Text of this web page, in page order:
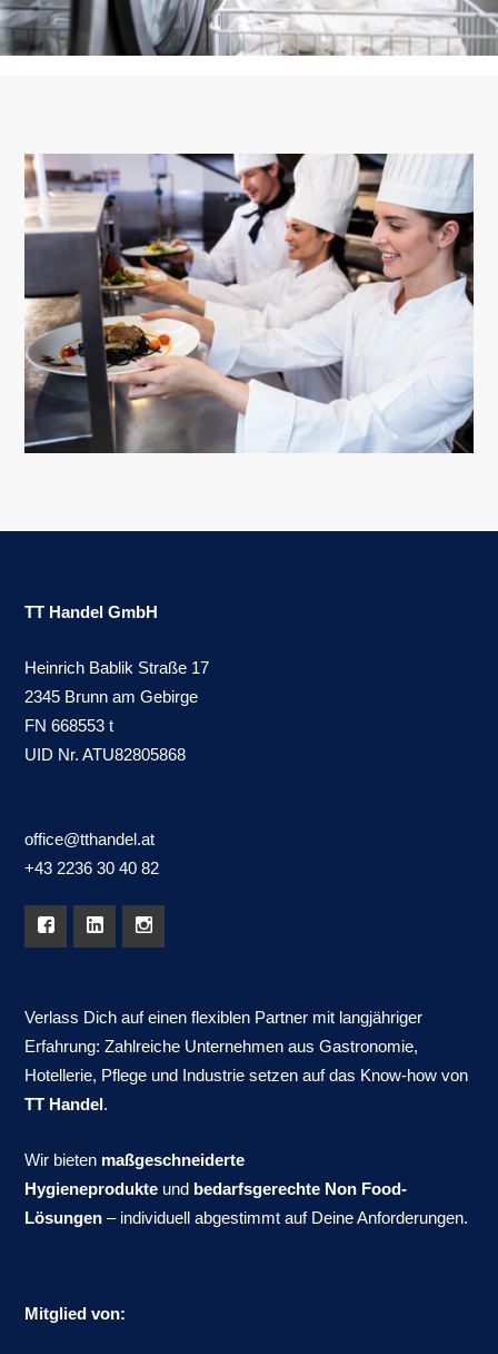
TT Handel GmbH
Heinrich Bablik Straße 17
2345 Brunn am Gebirge
FN 668553 t
UID Nr. ATU82805868
office@tthandel.at
+43 2236 30 40 82
Verlass Dich auf einen flexiblen Partner mit langjähriger
Erfahrung: Zahlreiche Unternehmen aus Gastronomie,
Hotellerie, Pflege und Industrie setzen auf das Know-how von
TT Handel.
Wir bieten maßgeschneiderte
Hygieneprodukte und bedarfsgerechte Non Food-
Lösungen – individuell abgestimmt auf Deine Anforderungen.
Mitglied von: